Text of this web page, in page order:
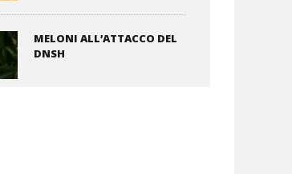
MELONI ALL’ATTACCO DEL
DNSH